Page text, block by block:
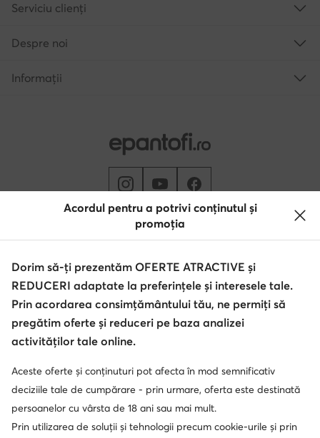
Schimbă țara: Rumunia (RO)
Serviciu clienți
Despre noi
Informații
© epantofi.ro 2026
Regulament
Modifică setările
Politica de confidențialitate
Protecția datelor
Soluționarea alternativă a litigilor
Acordul pentru a potrivi conținutul și
promoția
Dorim să-ți prezentăm OFERTE ATRACTIVE și
REDUCERI adaptate la preferințele și interesele tale.
Prin acordarea consimțământului tău, ne permiți să
pregătim oferte și reduceri pe baza analizei
activităților tale online.
Aceste oferte și conținuturi pot afecta în mod semnificativ
deciziile tale de cumpărare - prin urmare, oferta este destinată
persoanelor cu vârsta de 18 ani sau mai mult.
Prin utilizarea de soluții și tehnologii precum cookie-urile și prin